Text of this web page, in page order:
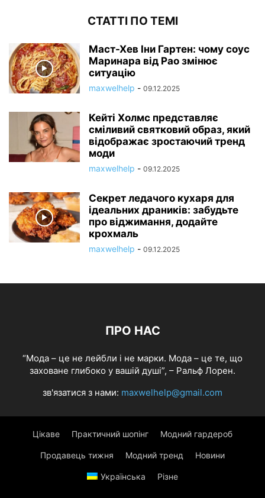
СТАТТІ ПО ТЕМІ
Маст-Хев Іни Гартен: чому соус
Маринара від Рао змінює
ситуацію
maxwelhelp - 09.12.2025
Кейті Холмс представляє
сміливий святковий образ, який
відображає зростаючий тренд
моди
maxwelhelp - 09.12.2025
Секрет ледачого кухаря для
ідеальних драників: забудьте
про віджимання, додайте
крохмаль
maxwelhelp - 09.12.2025
ПРО НАС
“Мода – це не лейбли і не марки. Мода – це те, що
заховане глибоко у вашій душі”, – Ральф Лорен.
зв'язатися з нами: maxwelhelp@gmail.com
Цікаве Практичний шопінг Модний гардероб
Продавець тижня Модний тренд Новини
Українська Різне